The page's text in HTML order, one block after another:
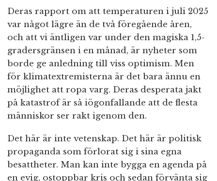
Deras rapport om att temperaturen i juli 2025
var något lägre än de två föregående åren,
och att vi äntligen var under den magiska 1,5-
gradersgränsen i en månad, är nyheter som
borde ge anledning till viss optimism. Men
för klimatextremisterna är det bara ännu en
möjlighet att ropa varg. Deras desperata jakt
på katastrof är så iögonfallande att de flesta
människor ser rakt igenom den.
Det här är inte vetenskap. Det här är politisk
propaganda som förlorat sig i sina egna
besattheter. Man kan inte bygga en agenda på
en evig, ostoppbar kris och sedan förvänta sig